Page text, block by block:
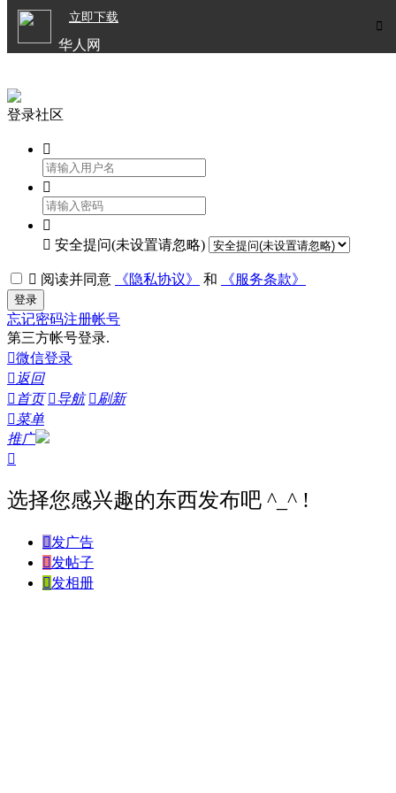

立即下载
华人网
登录社区



 安全提问(未设置请忽略)
 阅读并同意 《隐私协议》 和 《服务条款》
登录
忘记密码注册帐号
第三方帐号登录.
微信登录
 返回
 首页 导航 刷新
菜单
推广

选择您感兴趣的东西发布吧 ^_^ !
发广告
发帖子
发相册